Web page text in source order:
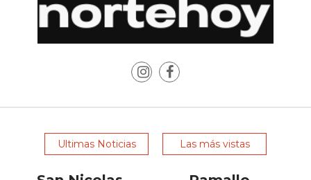
COMISIÓN
Ultimas Noticias Las más vistas